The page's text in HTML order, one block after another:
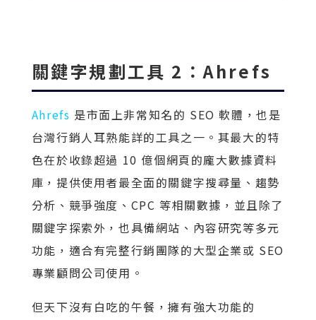
關鍵字規劃工具 2：Ahrefs
Ahrefs 是市面上非常知名的 SEO 軟體，也是
台灣行銷人耳熟能詳的工具之一。其最大的特
色在於收錄超過 10 億個網頁的龐大數據資料
庫，提供使用者最全面的關鍵字搜尋量、趨勢
分析、競爭強度、CPC 等相關數據，並且除了
關鍵字探索外，也具備網站、內容研究等多元
功能，適合有完整行銷團隊的大型企業或 SEO
專業顧問公司使用。
但天下沒有白吃的午餐，擁有強大功能的